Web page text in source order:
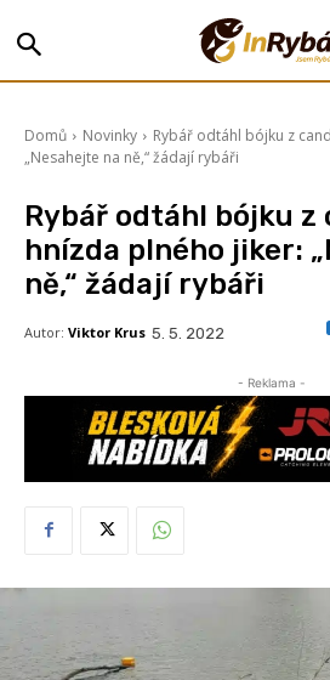
Domů Novinky
Rybář odtáhl bójku z
„Nesahejte na ně,“ žádají rybáři
Rybář odtáhl bójku z
hnízda plného jiker:
ně,“ žádají rybáři
Autor: Viktor Krus 5. 5. 2022
- Reklama -